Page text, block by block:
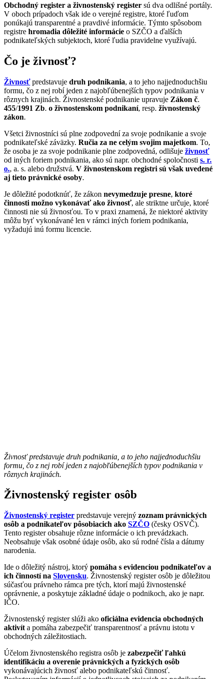
Obchodný register a živnostenský register sú dva odlišné portály.
V oboch prípadoch však ide o verejné registre, ktoré ľuďom
ponúkajú transparentné a pravdivé informácie. Týmto spôsobom
registre hromadia dôležité informácie o SZČO a ďalších
podnikateľských subjektoch, ktoré ľudia pravidelne využívajú.
Čo je živnosť?
Živnosťpredstavuje druh podnikania, a to jeho najjednoduchšiu
formu, čo z nej robí jeden z najobľúbenejších typov podnikania v
rôznych krajinách. Živnostenské podnikanie upravuje Zákon č.
455/1991 Zb. o živnostenskom podnikaní, resp. živnostenský
zákon.
Všetci živnostníci sú plne zodpovední za svoje podnikanie a svoje
podnikateľské záväzky. Ručia za ne celým svojim majetkom. To,
že osoba je za svoje podnikanie plne zodpovedná, odlišuje živnosť
od iných foriem podnikania, ako sú napr. obchodné spoločnosti s. r.
o., a. s. alebo družstvá. V živnostenskom registri sú však uvedené
aj tieto právnické osoby.
Je dôležité podotknúť, že zákon nevymedzuje presne, ktoré
činnosti možno vykonávať ako živnosť, ale striktne určuje, ktoré
činnosti nie sú živnosťou. To v praxi znamená, že niektoré aktivity
môžu byť vykonávané len v rámci iných foriem podnikania,
vyžadujú inú formu licencie.
Živnosť predstavuje druh podnikania, a to jeho najjednoduchšiu
formu, čo z nej robí jeden z najobľúbenejších typov podnikania v
rôznych krajinách.
Živnostenský register osôb
Živnostenský register predstavuje verejný zoznam právnických
osôb a podnikateľov pôsobiacich ako SZČO (česky OSVČ).
Tento register obsahuje rôzne informácie o ich prevádzkach.
Neobsahuje však osobné údaje osôb, ako sú rodné čísla a dátumy
narodenia.
Ide o dôležitý nástroj, ktorý pomáha s evidenciou podnikateľov a
ich činností na Slovensku. Živnostenský register osôb je dôležitou
súčasťou právneho rámca pre tých, ktorí majú živnostenské
oprávnenie, a poskytuje základné údaje o podnikoch, ako je napr.
IČO.
Živnostenský register slúži ako oficiálna evidencia obchodných
aktivít a pomáha zabezpečiť transparentnosť a právnu istotu v
obchodných záležitostiach.
Účelom živnostenského registra osôb je zabezpečiť ľahkú
identifikáciu a overenie právnických a fyzických osôb
vykonávajúcich živnosť alebo podnikateľskú činnosť.